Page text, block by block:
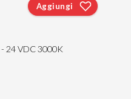
24 VDC 3000K
Aggiungi